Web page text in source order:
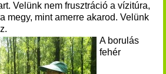
Velünk nem frusztráció a vízitúra,
megy, mint amerre akarod. Velünk
A borulás
fehér